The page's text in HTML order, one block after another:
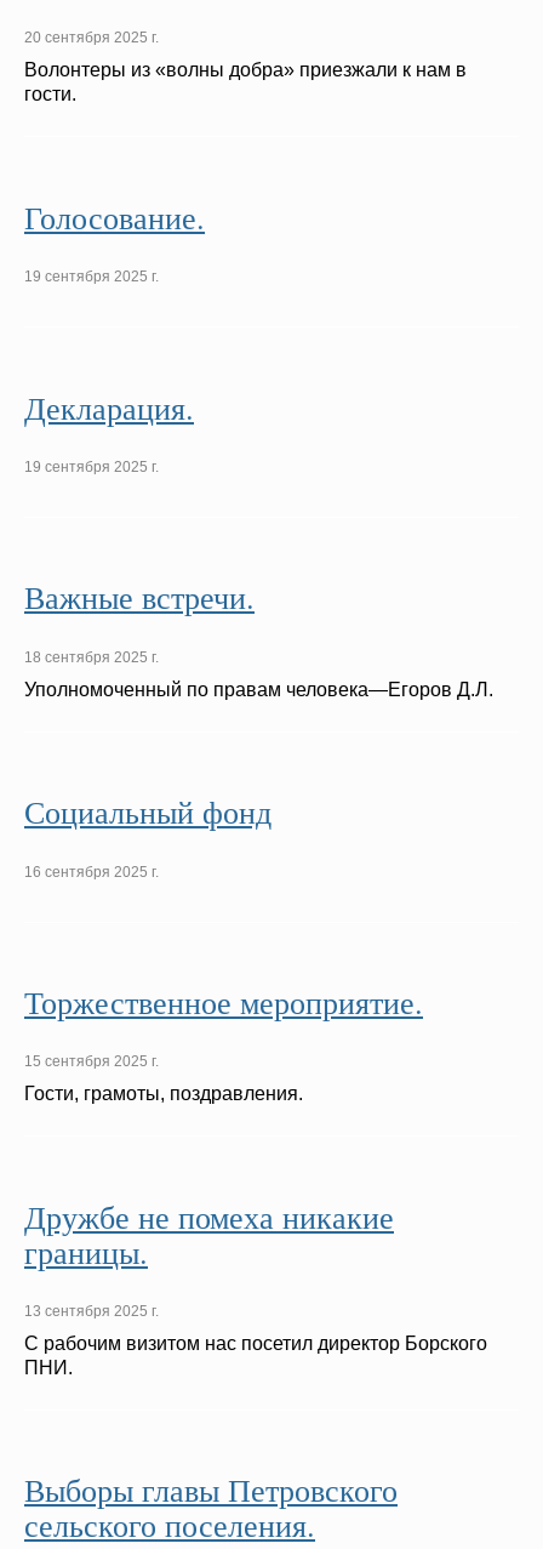
20 сентября 2025 г.
Волонтеры из «волны добра» приезжали к нам в
гости.
Голосование.
19 сентября 2025 г.
Декларация.
19 сентября 2025 г.
Важные встречи.
18 сентября 2025 г.
Уполномоченный по правам человека—Егоров Д.Л.
Социальный фонд
16 сентября 2025 г.
Торжественное мероприятие.
15 сентября 2025 г.
Гости, грамоты, поздравления.
Дружбе не помеха никакие
границы.
13 сентября 2025 г.
С рабочим визитом нас посетил директор Борского
ПНИ.
Выборы главы Петровского
сельского поселения.